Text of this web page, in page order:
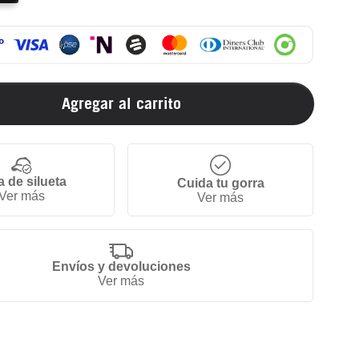
Agregar al carrito
de silueta
más
Cuida tu gorra
Ver más
Envíos y devoluciones
Ver más